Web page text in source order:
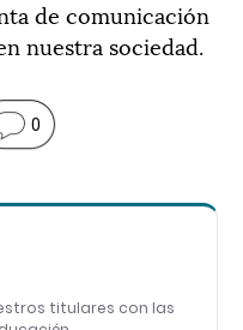
de comunicación
nuestra sociedad.
0
titulares con las